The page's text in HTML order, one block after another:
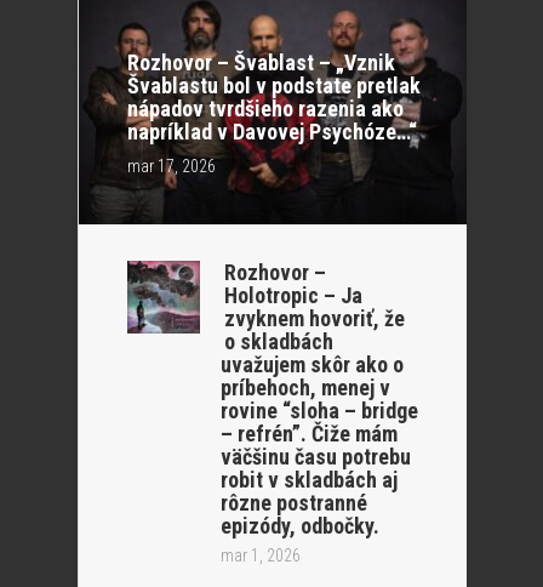
Rozhovor – Švablast – „Vznik
Švablastu bol v podstate pretlak
nápadov tvrdšieho razenia ako
napríklad v Davovej Psychóze…“
mar 17, 2026
Rozhovor –
Holotropic – Ja
zvyknem hovoriť, že
o skladbách
uvažujem skôr ako o
príbehoch, menej v
rovine “sloha – bridge
– refrén”. Čiže mám
väčšinu času potrebu
robit v skladbách aj
rôzne postranné
epizódy, odbočky.
mar 1, 2026